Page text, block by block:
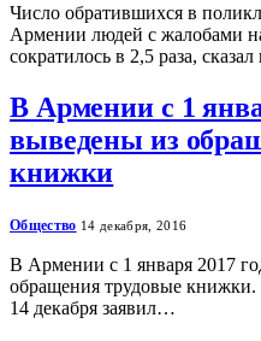
Число обратившихся в
Армении людей с жалобами
сократилось в 2,5 раза,
В Армении с 1
выведены из
книжки
Общество 14 декабря, 2016
В Армении с 1 января 2017
обращения трудовые
14 декабря заявил…